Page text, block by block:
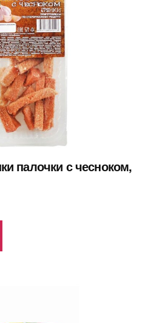
палочки с чесноком,